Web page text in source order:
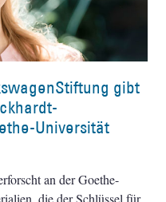
gibt
Universität
an der Goethe-